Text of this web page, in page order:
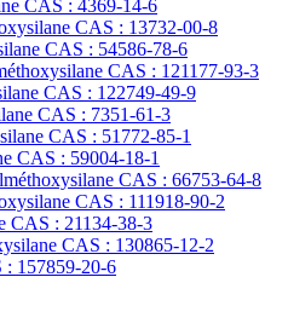
CAS : 4369-14-6
CAS : 13732-00-8
CAS : 54586-78-6
CAS : 121177-93-3
CAS : 122749-49-9
CAS : 7351-61-3
CAS : 51772-85-1
CAS : 59004-18-1
CAS : 66753-64-8
CAS : 111918-90-2
CAS : 21134-38-3
CAS : 130865-12-2
157859-20-6